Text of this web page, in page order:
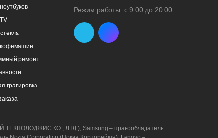
ремонт
гравировка
Режим работы: с 9:00 до 20:00
ТЕКНОЛОДЖИС КО., ЛТД.); Samsung – правообладатель